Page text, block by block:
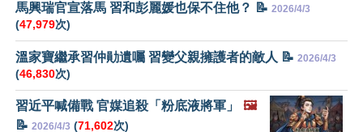
馬興瑞官宣落馬 習和彭麗媛也保不住他？ 📝 2026/4/3
(47,979次)
溫家寶繼承習仲勛遺囑 習變父親擁護者的敵人 📝 2026/4/3
(46,830次)
習近平喊備戰 官媒追殺「粉底液將軍」
🖼️
📝 2026/4/3 (71,602次)